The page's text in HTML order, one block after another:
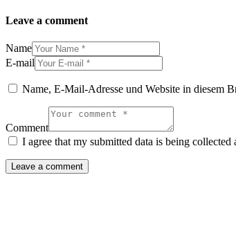
Leave a comment
Name
E-mail
Name, E-Mail-Adresse und Website in diesem
Comment
I agree that my submitted data is being collected